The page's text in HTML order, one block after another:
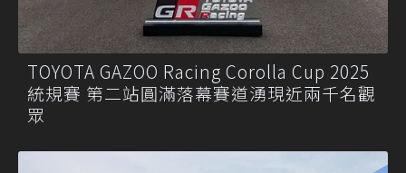
TOYOTA GAZOO Racing Corolla Cup 2025
統規賽 第二站圓滿落幕賽道湧現近兩千名觀
眾